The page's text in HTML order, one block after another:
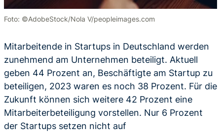
Foto: ©AdobeStock/Nola V/peopleimages.com
Mitarbeitende in Startups in Deutschland werden
zunehmend am Unternehmen beteiligt. Aktuell
geben 44 Prozent an, Beschäftigte am Startup zu
beteiligen, 2023 waren es noch 38 Prozent. Für die
Zukunft können sich weitere 42 Prozent eine
Mitarbeiterbeteiligung vorstellen. Nur 6 Prozent
der Startups setzen nicht auf